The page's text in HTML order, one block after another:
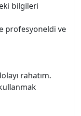
bilgileri
profesyoneldi ve
rahatım.